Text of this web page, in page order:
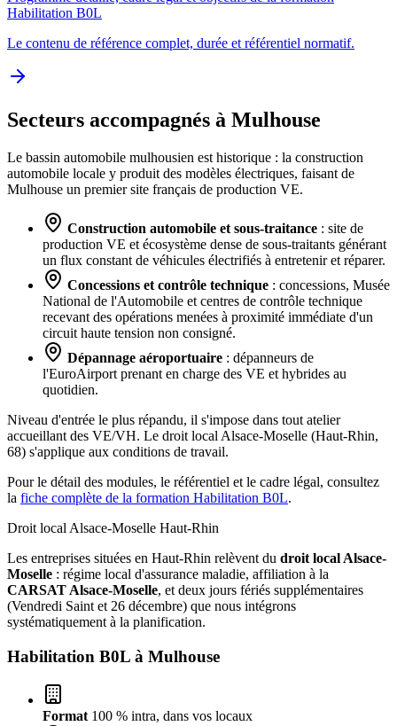
Habilitation B0L
Le contenu de référence complet, durée et référentiel normatif.
Secteurs accompagnés à Mulhouse
Le bassin automobile mulhousien est historique : la construction
automobile locale y produit des modèles électriques, faisant de
Mulhouse un premier site français de production VE.
Construction automobile et sous-traitance : site de
production VE et écosystème dense de sous-traitants générant
un flux constant de véhicules électrifiés à entretenir et réparer.
Concessions et contrôle technique : concessions, Musée
National de l'Automobile et centres de contrôle technique
recevant des opérations menées à proximité immédiate d'un
circuit haute tension non consigné.
Dépannage aéroportuaire : dépanneurs de
l'EuroAirport prenant en charge des VE et hybrides au
quotidien.
Niveau d'entrée le plus répandu, il s'impose dans tout atelier
accueillant des VE/VH. Le droit local Alsace-Moselle (Haut-Rhin,
68) s'applique aux conditions de travail.
Pour le détail des modules, le référentiel et le cadre légal, consultez
la fiche complète de la formation Habilitation B0L.
Droit local Alsace-Moselle Haut-Rhin
Les entreprises situées en Haut-Rhin relèvent du droit local Alsace-
Moselle : régime local d'assurance maladie, affiliation à la
CARSAT Alsace-Moselle, et deux jours fériés supplémentaires
(Vendredi Saint et 26 décembre) que nous intégrons
systématiquement à la planification.
Habilitation B0L à Mulhouse
Format 100 % intra, dans vos locaux